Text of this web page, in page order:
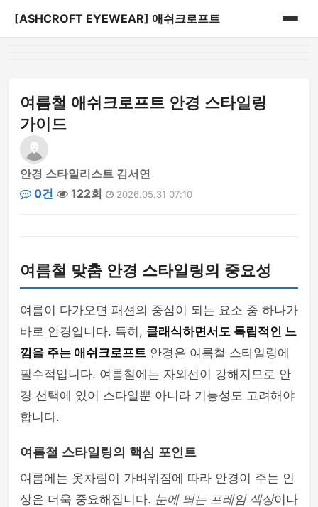
[ASHCROFT EYEWEAR] 애쉬크로프트
여름철 애쉬크로프트 안경 스타일링
가이드
안경 스타일리스트 김서연
0건
122회 2026.05.31 07:10
여름철 맞춤 안경 스타일링의 중요성
여름이 다가오면 패션의 중심이 되는 요소 중 하나가
바로 안경입니다. 특히, 클래식하면서도 독립적인 느
낌을 주는 애쉬크로프트 안경은 여름철 스타일링에
필수적입니다. 여름철에는 자외선이 강해지므로 안
경 선택에 있어 스타일뿐 아니라 기능성도 고려해야
합니다.
여름철 스타일링의 핵심 포인트
여름에는 옷차림이 가벼워짐에 따라 안경이 주는 인
상은 더욱 중요해집니다. 눈에 띄는 프레임 색상이나